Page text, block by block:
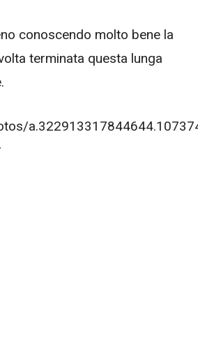
conoscendo molto bene la
terminata questa lunga